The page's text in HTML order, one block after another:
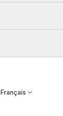
Français